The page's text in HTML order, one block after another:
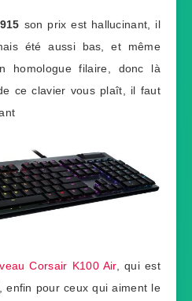
son prix est hallucinant, il
été aussi bas, et même
homologue filaire, donc là
ce clavier vous plaît, il faut
Corsair K100 Air, qui est
enfin pour ceux qui aiment le